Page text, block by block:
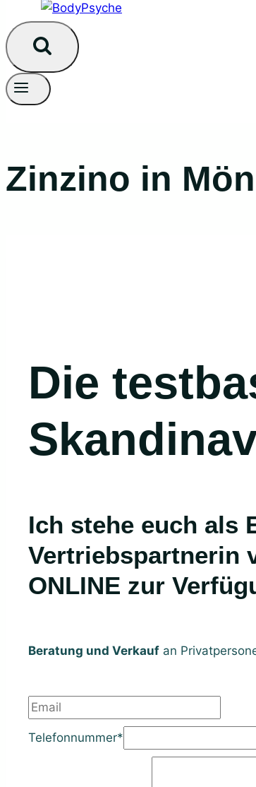
Zinzino in
Die testbasierte Ernährung aus
Ich stehe euch als Ernährungsberaterin und unabhängige
Vertriebspartnerin
ONLINE zur
Beratung und Verkauf an
Telefonnummer*